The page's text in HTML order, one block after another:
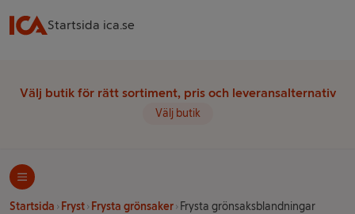
Startsida ica.se
Välj butik för rätt sortiment, pris och leveransalternativ
Välj butik
Startsida Fryst Frysta grönsaker Frysta grönsaksblandningar